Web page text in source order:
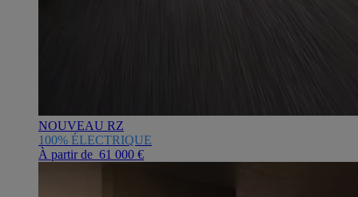
NOUVEAU RZ
100% ÉLECTRIQUE
À partir de 61 000 €